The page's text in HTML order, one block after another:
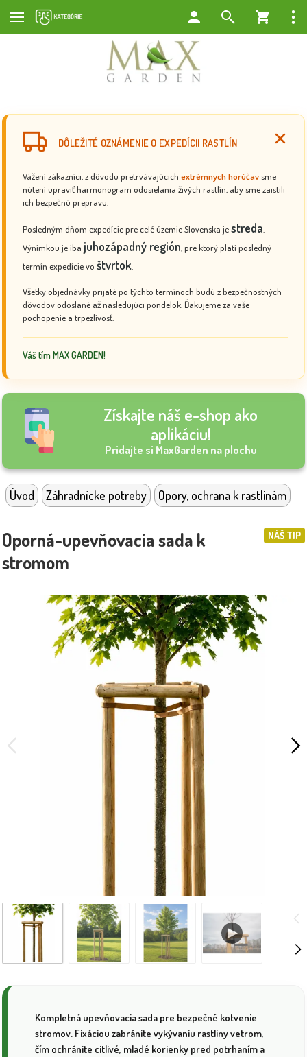
DÔLEŽITÉ OZNÁMENIE O EXPEDÍCII RASTLÍN
Vážení zákazníci, z dôvodu pretrvávajúcich extrémnych horúčav sme
nútení upraviť harmonogram odosielania živých rastlín, aby sme zaistili
ich bezpečnú prepravu.
Posledným dňom expedície pre celé územie Slovenska jestreda
Výnimkou je iba juhozápadný región , pre ktorý platí posledný
termín expedície vo štvrtok
Všetky objednávky prijaté po týchto termínoch budú z bezpečnostných
dôvodov odoslané až nasledujúci pondelok. Ďakujeme za vaše
pochopenie a trpezlivosť.
Váš tím MAX GARDEN!
Získajte náš e-shop ako
aplikáciu!
Pridajte si MaxGarden na plochu
Úvod Záhradnícke potreby Opory, ochrana k rastlinám
NÁŠ TIP
Oporná-upevňovacia sada k
stromom
Kompletná upevňovacia sada pre bezpečné kotvenie
stromov. Fixáciou zabránite vykývaniu rastliny vetrom,
čím ochránite citlivé, mladé korienky pred potrhaním a